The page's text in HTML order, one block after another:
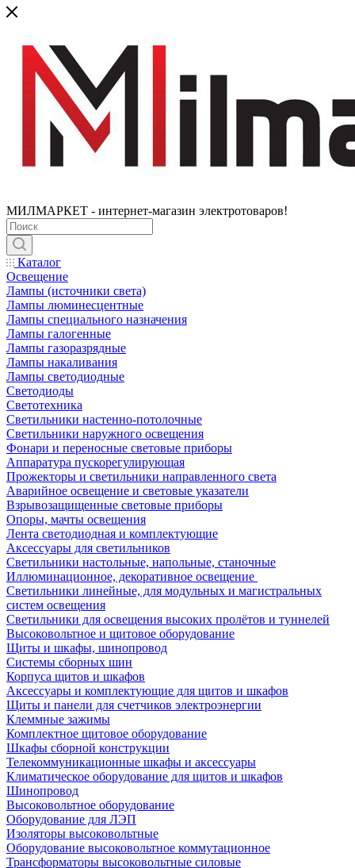
МИЛМАРКЕТ - интернет-магазин электротоваров!
Каталог
Освещение
Лампы (источники света)
Лампы люминесцентные
Лампы специального назначения
Лампы галогенные
Лампы газоразрядные
Лампы накаливания
Лампы светодиодные
Светодиоды
Светотехника
Светильники настенно-потолочные
Светильники наружного освещения
Фонари и переносные световые приборы
Аппаратура пускорегулирующая
Прожекторы и светильники направленного света
Аварийное освещение и световые указатели
Взрывозащищенные световые приборы
Опоры, мачты освещения
Лента светодиодная и комплектующие
Аксессуары для светильников
Светильники настольные, напольные, станочные
Иллюминационное, декоративное освещение
Светильники линейные, для модульных и магистральных
систем освещения
Светильники для освещения высоких пролётов и туннелей
Высоковольтное и щитовое оборудование
Щиты и шкафы, шинопровод
Системы сборных шин
Корпуса щитов и шкафов
Аксессуары и комплектующие для щитов и шкафов
Щиты и панели для счетчиков электроэнергии
Клеммные зажимы
Комплектное щитовое оборудование
Шкафы сборной конструкции
Телекоммуникационные шкафы и аксессуары
Климатическое оборудование для щитов и шкафов
Шинопровод
Высоковольтное оборудование
Оборудование для ЛЭП
Изоляторы высоковольтные
Оборудование высоковольтное коммутационное
Трансформаторы высоковольтные силовые